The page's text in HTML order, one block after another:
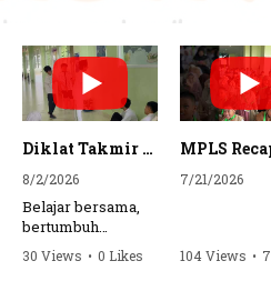
Diklat Takmir SDI Al Azhar 11 Surabaya
8/2/2026
Belajar bersama,
bertumbuh
bersama, dan siap
mengemban
30 Views • 0 Likes
7/21/2026
104 Views •